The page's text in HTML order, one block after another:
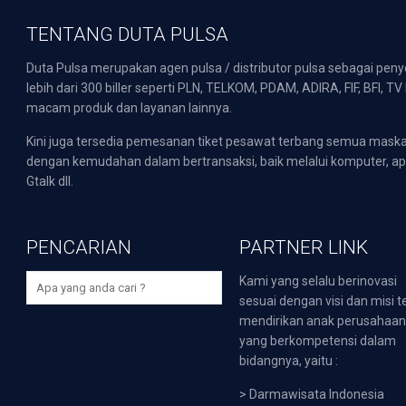
TENTANG DUTA PULSA
Duta Pulsa merupakan agen pulsa / distributor pulsa sebagai
lebih dari 300 biller seperti PLN, TELKOM, PDAM, ADIRA, FIF,
macam produk dan layanan lainnya.
Kini juga tersedia pemesanan tiket pesawat terbang semua
dengan kemudahan dalam bertransaksi, baik melalui komputer,
Gtalk dll.
PENCARIAN PARTNER LINK
Kami yang selalu berinovasi
sesuai dengan visi dan misi
mendirikan anak perusahaan
yang berkompetensi dalam
bidangnya, yaitu :
> Darmawisata Indonesia